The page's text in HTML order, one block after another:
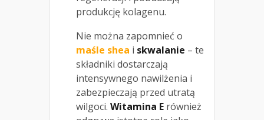
produkcję kolagenu.
Nie można zapomnieć o
maśle shea i skwalanie – te
składniki dostarczają
intensywnego nawilżenia i
zabezpieczają przed utratą
wilgoci. Witamina E również